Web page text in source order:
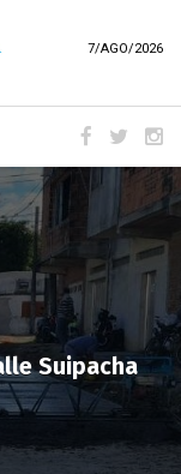
7/AGO/2026
Suipacha